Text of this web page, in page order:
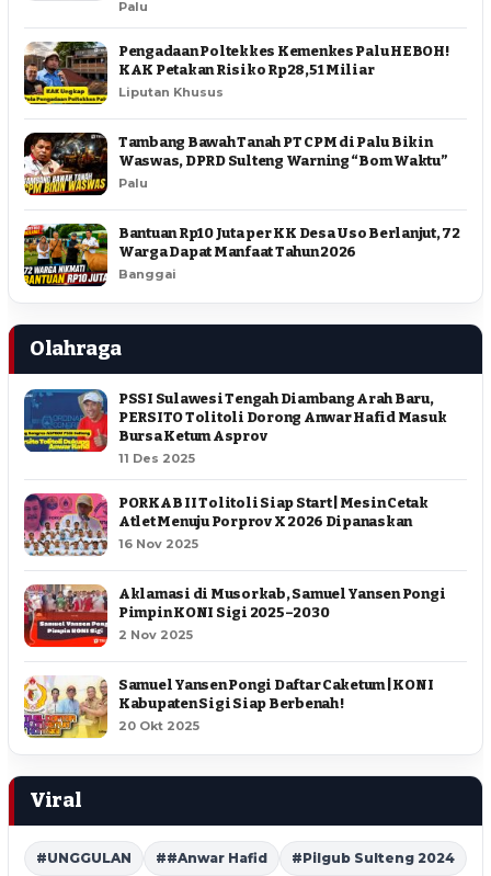
Palu
Pengadaan Poltekkes Kemenkes Palu HEBOH!
KAK Petakan Risiko Rp28,51 Miliar
Liputan Khusus
Tambang Bawah Tanah PT CPM di Palu Bikin
Waswas, DPRD Sulteng Warning “Bom Waktu”
Palu
Bantuan Rp10 Juta per KK Desa Uso Berlanjut, 72
Warga Dapat Manfaat Tahun 2026
Banggai
Olahraga
PSSI Sulawesi Tengah Diambang Arah Baru,
PERSITO Tolitoli Dorong Anwar Hafid Masuk
Bursa Ketum Asprov
11 Des 2025
PORKAB II Tolitoli Siap Start | Mesin Cetak
Atlet Menuju Porprov X 2026 Dipanaskan
16 Nov 2025
Aklamasi di Musorkab, Samuel Yansen Pongi
Pimpin KONI Sigi 2025–2030
2 Nov 2025
Samuel Yansen Pongi Daftar Caketum | KONI
Kabupaten Sigi Siap Berbenah !
20 Okt 2025
Viral
#UNGGULAN ##Anwar Hafid #Pilgub Sulteng 2024